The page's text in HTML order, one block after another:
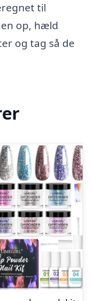
til
op, hæld
og tag så de